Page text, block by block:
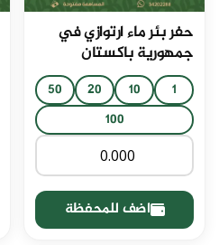
حفر بئر ماء ارتوازي في
جمهورية باكستان
1
10
20
50
100
اضف للمحفظة